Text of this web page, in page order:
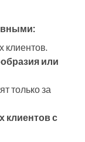
клиентов.
или
только за
клиентов с